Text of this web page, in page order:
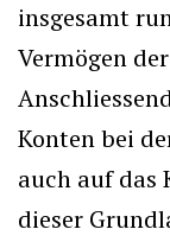
insgesamt
Vermögen
Konten bei
auch auf das
dieser